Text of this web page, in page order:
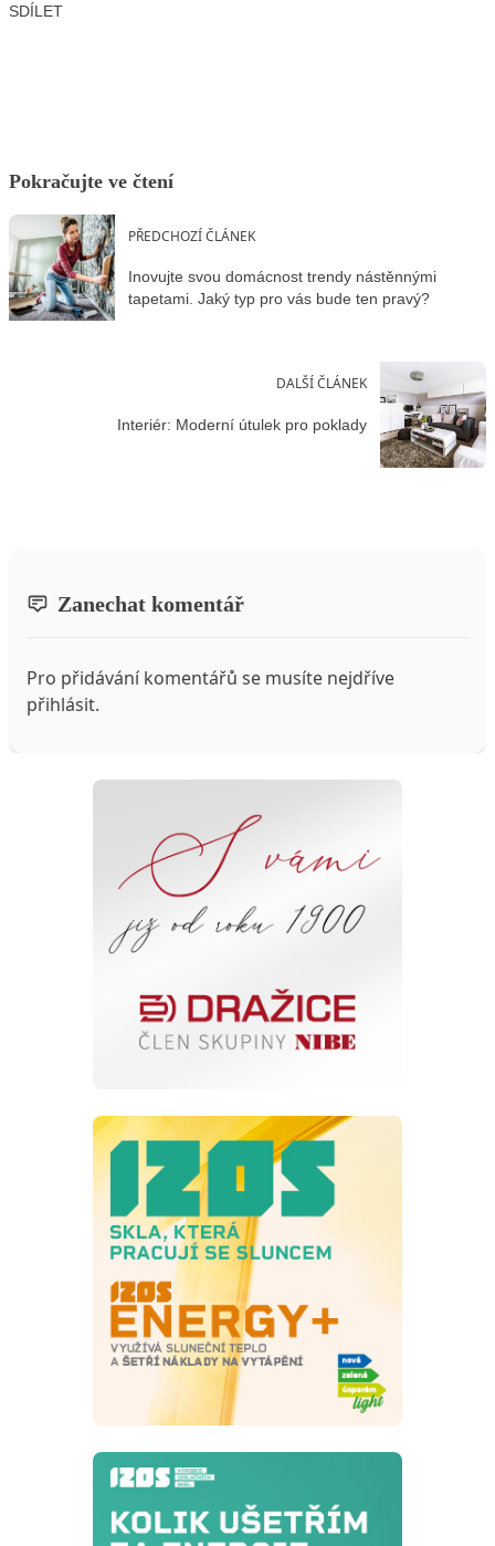
SDÍLET
Pokračujte ve čtení
PŘEDCHOZÍ ČLÁNEK
Inovujte svou domácnost trendy nástěnnými
tapetami. Jaký typ pro vás bude ten pravý?
DALŠÍ ČLÁNEK
Interiér: Moderní útulek pro poklady
Zanechat komentář
Pro přidávání komentářů se musíte nejdříve
přihlásit.